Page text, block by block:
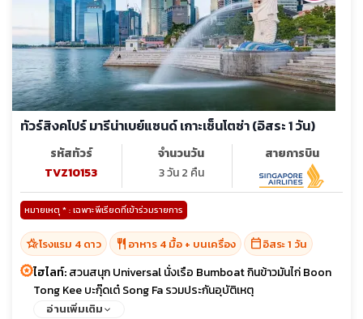
ทัวร์สิงคโปร์ มารีน่าเบย์แซนด์ เกาะเซ็นโตซ่า (อิสระ 1 วัน)
รหัสทัวร์
TVZ10153
จำนวนวัน
3 วัน 2 คืน
สายการบิน
หมายเหตุ * : เฉพาะพีเรียดที่เข้าร่วมรายการ
hotel_classโรงแรม 4 ดาว restaurant อาหาร 4 มื้อ + บนเครื่อง calendar_todayอิสระ 1 วัน
ไฮไลท์:สวนสนุก Universal นั่งเรือ Bumboat กินข้าวมันไก่ Boon
Tong Kee บะกุ๊ดเต๋ Song Fa รวมประกันอุบัติเหตุ
อ่านเพิ่มเติม